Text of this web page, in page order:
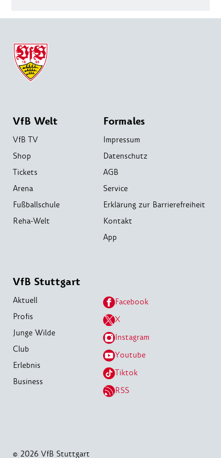
VfB Welt
VfB TV
Shop
Tickets
Arena
Fußballschule
Reha-Welt
Formales
Impressum
Datenschutz
AGB
Service
Erklärung zur Barrierefreiheit
Kontakt
App
VfB Stuttgart
Aktuell
Profis
Junge Wilde
Club
Erlebnis
Business
Facebook
X
Instagram
Youtube
Tiktok
RSS
© 2026 VfB Stuttgart